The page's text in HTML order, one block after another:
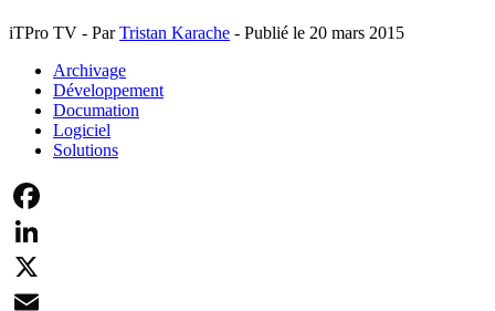
iTPro TV - ParTristan Karache - Publié le 20 mars 2015
Archivage
Développement
Documation
Logiciel
Solutions
Facebook
LinkedIn
X